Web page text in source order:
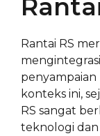
Rantai RS
penyampaian
konteks ini,
RS sangat
teknologi